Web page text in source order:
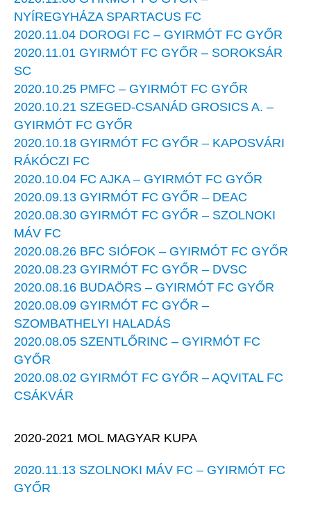
NYÍREGYHÁZA SPARTACUS FC
2020.11.04 DOROGI FC – GYIRMÓT FC GYŐR
2020.11.01 GYIRMÓT FC GYŐR – SOROKSÁR
SC
2020.10.25 PMFC – GYIRMÓT FC GYŐR
2020.10.21 SZEGED-CSANÁD GROSICS A. –
GYIRMÓT FC GYŐR
2020.10.18 GYIRMÓT FC GYŐR – KAPOSVÁRI
RÁKÓCZI FC
2020.10.04 FC AJKA – GYIRMÓT FC GYŐR
2020.09.13 GYIRMÓT FC GYŐR – DEAC
2020.08.30 GYIRMÓT FC GYŐR – SZOLNOKI
MÁV FC
2020.08.26 BFC SIÓFOK – GYIRMÓT FC GYŐR
2020.08.23 GYIRMÓT FC GYŐR – DVSC
2020.08.16 BUDAÖRS – GYIRMÓT FC GYŐR
2020.08.09 GYIRMÓT FC GYŐR –
SZOMBATHELYI HALADÁS
2020.08.05 SZENTLŐRINC – GYIRMÓT FC
GYŐR
2020.08.02 GYIRMÓT FC GYŐR – AQVITAL FC
CSÁKVÁR
2020-2021 MOL MAGYAR KUPA
2020.11.13 SZOLNOKI MÁV FC – GYIRMÓT FC
GYŐR